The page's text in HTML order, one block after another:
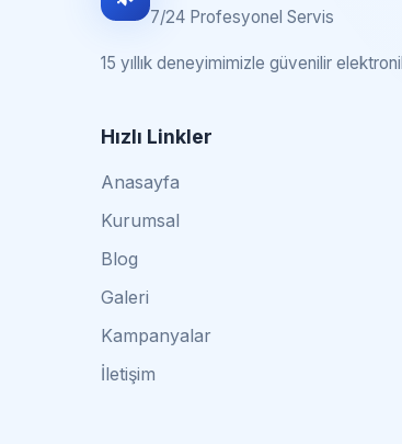
7/24 Profesyonel Servis
15 yıllık deneyimimizle güvenilir
Hızlı Linkler
Anasayfa
Kurumsal
Blog
Galeri
Kampanyalar
İletişim